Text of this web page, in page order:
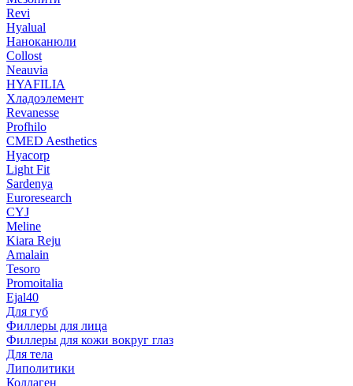
Revi
Hyalual
Наноканюли
Collost
Neauvia
HYAFILIA
Хладоэлемент
Revanesse
Profhilo
CMED Aesthetics
Hyacorp
Light Fit
Sardenya
Euroresearch
CYJ
Meline
Kiara Reju
Amalain
Tesoro
Promoitalia
Ejal40
Для губ
Филлеры для лица
Филлеры для кожи вокруг глаз
Для тела
Липолитики
Коллаген